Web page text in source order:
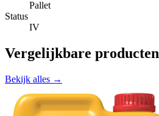
Pallet
Status
IV
Vergelijkbare producten
Bekijk alles →